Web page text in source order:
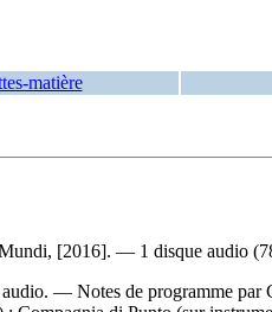
matière
[2016]. — 1 disque audio
— Notes de programme par